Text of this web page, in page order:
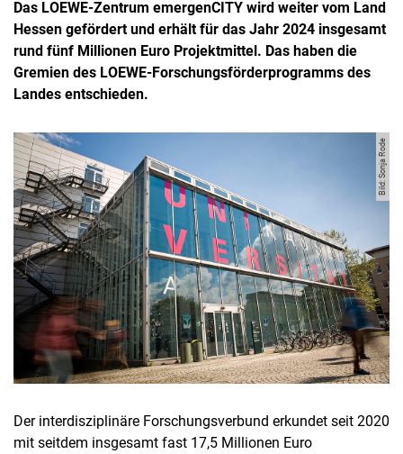
Das LOEWE-Zentrum emergenCITY wird weiter vom Land
Hessen gefördert und erhält für das Jahr 2024 insgesamt
rund fünf Millionen Euro Projektmittel. Das haben die
Gremien des LOEWE-Forschungsförderprogramms des
Landes entschieden.
Bild: Sonja Rode
Der interdisziplinäre Forschungsverbund erkundet seit 2020
mit seitdem insgesamt fast 17,5 Millionen Euro